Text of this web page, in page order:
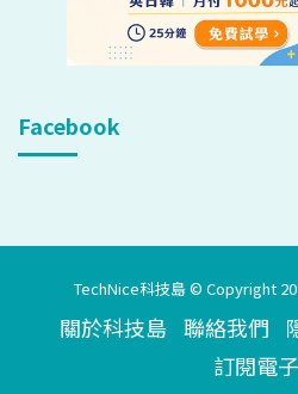
Facebook
TechNice科技島 © Copyright
關於科技島 聯絡我們
訂閱電